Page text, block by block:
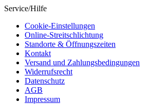
Service/Hilfe
Cookie-Einstellungen
Online-Streitschlichtung
Standorte & Öffnungszeiten
Kontakt
Versand und Zahlungsbedingungen
Widerrufsrecht
Datenschutz
AGB
Impressum